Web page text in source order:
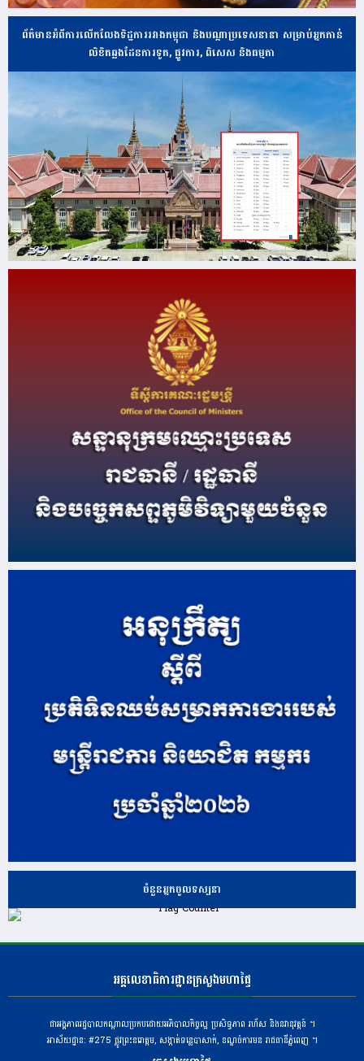
ព័ត៌មានអំពីការលើកលែងទិដ្ឋការរវាងកម្ពុជា និងបណ្ដាប្រទេសនានា សម្រាប់អ្នកកាន់
លិខិតឆ្លងដែនការទូត, ផ្លូវការ, ពិសេស និងធម្មតា
ចំនួនអ្នកចូលទស្សនា
អគ្គលេខាធិការដ្ឋានក្រសួងមហាផ្ទៃ
ជាអង្គភាពរដ្ឋបាលកណ្តាលប្រកបដោយអភិបាលកិច្ចល្អ ប្រសិទ្ធភាព រហ័ស និងនវានុវត្តន៍ ។
អាស័យដ្ឋាន: #275 ​ផ្លូវព្រះនរោត្តម, សង្កាត់ទន្លេបាសាក់, ខណ្ឌចំការមន រាជធានីភ្នំពេញ ។